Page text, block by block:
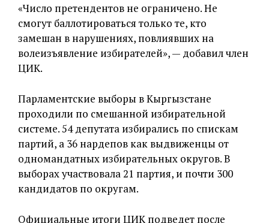
«Число претендентов не ограничено. Не
смогут баллотироваться только те, кто
замешан в нарушениях, повлиявших на
волеизъявление избирателей», — добавил член
ЦИК.
Парламентские выборы в Кыргызстане
проходили по смешанной избирательной
системе. 54 депутата избирались по спискам
партий, а 36 нардепов как выдвиженцы от
одномандатных избирательных округов. В
выборах участвовала 21 партия, и почти 300
кандидатов по округам.
Официальные итоги ЦИК подведет после